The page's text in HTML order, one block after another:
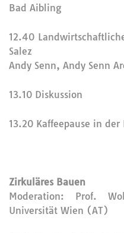
Bad Aibling
12.40
Salez
Andy Senn, Andy Senn
13.10 Diskussion
13.20 Kaffeepause in
Zirkuläres Bauen
Moderation: Prof.
Universität Wien (AT)